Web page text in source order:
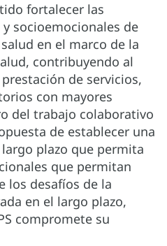
fortalecer las
socioemocionales de
en el marco de la
contribuyendo al
de servicios,
con mayores
del trabajo colaborativo
de establecer una
plazo que permita
que permitan
los desafíos de la
en el largo plazo,
compromete su